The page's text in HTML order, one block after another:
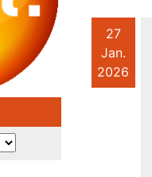
27
Jan.
2026